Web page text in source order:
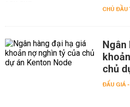
CHỦ ĐẦU
Ngân
chủ
ĐẤU GIÁ